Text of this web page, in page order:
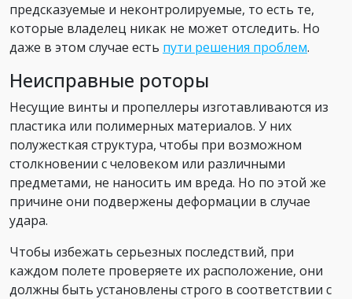
предсказуемые и неконтролируемые, то есть те,
которые владелец никак не может отследить. Но
даже в этом случае есть пути решения проблем.
Неисправные роторы
Несущие винты и пропеллеры изготавливаются из
пластика или полимерных материалов. У них
полужесткая структура, чтобы при возможном
столкновении с человеком или различными
предметами, не наносить им вреда. Но по этой же
причине они подвержены деформации в случае
удара.
Чтобы избежать серьезных последствий, при
каждом полете проверяете их расположение, они
должны быть установлены строго в соответствии с